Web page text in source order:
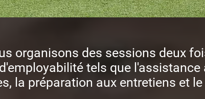
organisons des sessions deux
tels que l'assistance
la préparation aux entretiens et